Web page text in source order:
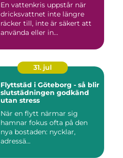
En vattenkris uppstår när
dricksvattnet inte längre
räcker till, inte är säkert att
använda eller in...
31. jul
Flyttstäd i Göteborg - så blir
slutstädningen godkänd
utan stress
När en flytt närmar sig
hamnar fokus ofta på den
nya bostaden: nycklar,
adressä...